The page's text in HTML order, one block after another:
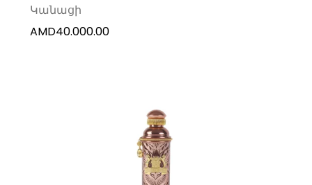
Կանացի
AMD40.000.00
ADD TO CART